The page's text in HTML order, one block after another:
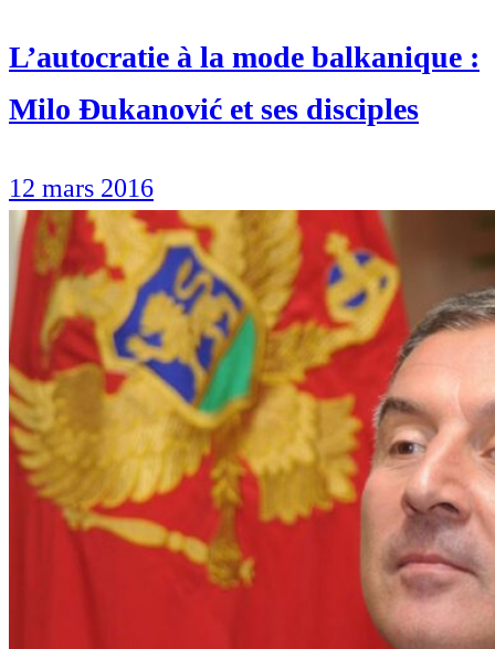
L’autocratie à la mode balkanique :
Milo Đukanović et ses disciples
12 mars 2016